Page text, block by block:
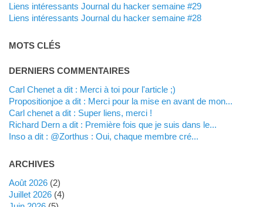
Liens intéressants Journal du hacker semaine #29
Liens intéressants Journal du hacker semaine #28
MOTS CLÉS
DERNIERS COMMENTAIRES
Carl Chenet a dit : Merci à toi pour l'article ;)
propositionjoe a dit : Merci pour la mise en avant de mon...
Carl chenet a dit : Super liens, merci !
Richard Dern a dit : Première fois que je suis dans le...
inso a dit : @Zorthus : Oui, chaque membre cré...
ARCHIVES
août 2026(2)
juillet 2026(4)